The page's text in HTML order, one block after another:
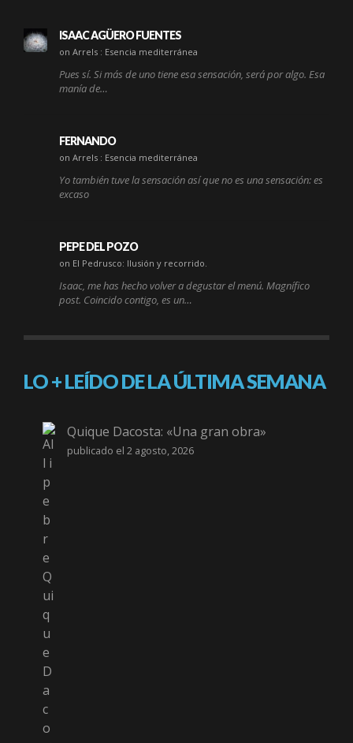
ISAAC AGÜERO FUENTES
on Arrels : Esencia mediterránea
Pues sí. Si más de uno tiene esa sensación, será por algo. Esa
manía de…
FERNANDO
on Arrels : Esencia mediterránea
Yo también tuve la sensación así que no es una sensación: es
excaso
PEPE DEL POZO
on El Pedrusco: Ilusión y recorrido.
Isaac, me has hecho volver a degustar el menú. Magnífico
post. Coincido contigo, es un…
LO + LEÍDO DE LA ÚLTIMA SEMANA
Quique Dacosta: «Una gran obra»
publicado el 2 agosto, 2026